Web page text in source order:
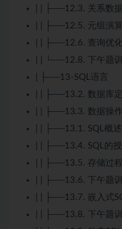
| | ├──12.3. 关系数
| | ├──12.5. 元组演
| | ├──12.6. 查询优
| | └──12.8. 下午题
| ├──13-SQL语言
| | ├──13.2. 数据库
| | ├──13.3. 数据操作
| | ├──13.1. SQL概
| | ├──13.4. SQL的
| | ├──13.5. 存储过
| | ├──13.6. 下午题
| | ├──13.7. 嵌入式
| | ├──13.8. 下午题